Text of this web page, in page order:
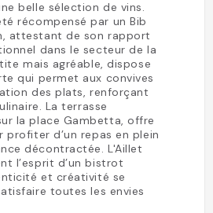
belle sélection de vins.
récompensé par un Bib
attestant de son rapport
dans le secteur de la
mais agréable, dispose
qui permet aux convives
des plats, renforçant
La terrasse
la place Gambetta, offre
profiter d’un repas en plein
décontractée. L'Aillet
l’esprit d’un bistrot
et créativité se
toutes les envies